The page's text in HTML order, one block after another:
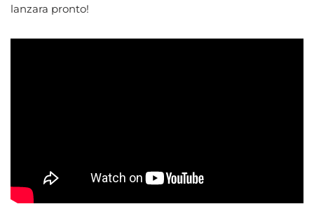
lanzara pronto!